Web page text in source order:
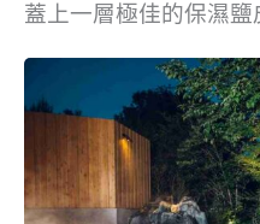
蓋上一層極佳的保濕鹽